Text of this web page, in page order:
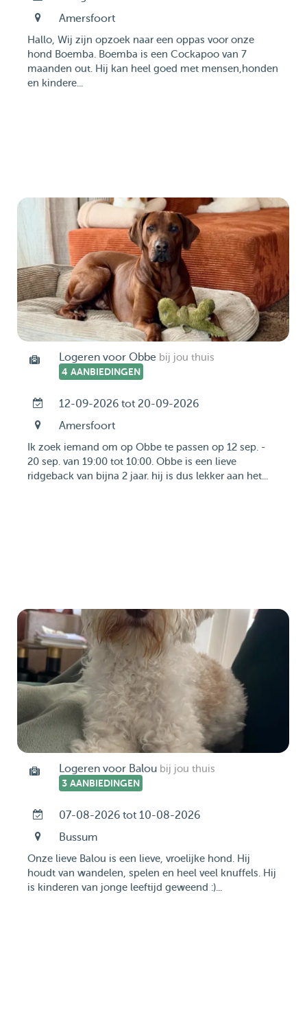
Amersfoort
Hallo, Wij zijn opzoek naar een oppas voor onze
hond Boemba. Boemba is een Cockapoo van 7
maanden out. Hij kan heel goed met mensen,honden
en kindere...
Logeren voor Obbe bij jou thuis
4 AANBIEDINGEN
12-09-2026 tot 20-09-2026
Amersfoort
Ik zoek iemand om op Obbe te passen op 12 sep. -
20 sep. van 19:00 tot 10:00. Obbe is een lieve
ridgeback van bijna 2 jaar. hij is dus lekker aan het...
Logeren voor Balou bij jou thuis
3 AANBIEDINGEN
07-08-2026 tot 10-08-2026
Bussum
Onze lieve Balou is een lieve, vroelijke hond. Hij
houdt van wandelen, spelen en heel veel knuffels. Hij
is kinderen van jonge leeftijd geweend :)...